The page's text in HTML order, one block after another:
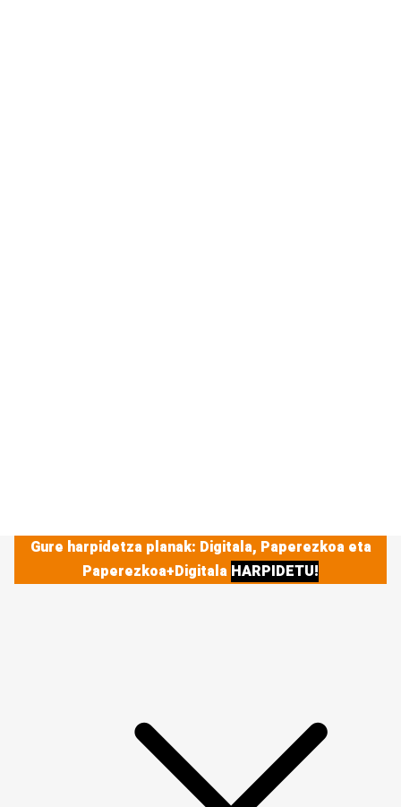
Gure harpidetza planak: Digitala, Paperezkoa eta
Paperezkoa+Digitala HARPIDETU!